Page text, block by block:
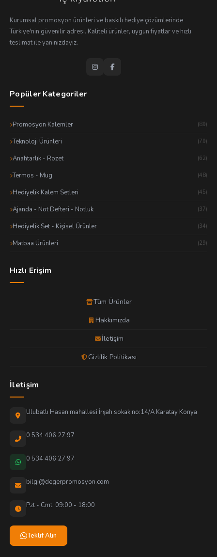
Kurumsal promosyon ürünleri ve baskılı hediye çözümlerinde
Türkiye'nin güvenilir adresi. Kaliteli ürünler, uygun fiyatlar ve hızlı
teslimat ile yanınızdayız.
Popüler Kategoriler
Promosyon Kalemler (89)
Teknoloji Ürünleri (79)
Anahtarlık - Rozet (62)
Termos - Mug (48)
Hediyelik Kalem Setleri (45)
Ajanda - Not Defteri - Notluk (37)
Hediyelik Set - Kişisel Ürünler (34)
Matbaa Ürünleri (29)
Hızlı Erişim
Tüm Ürünler
Hakkımızda
İletişim
Gizlilik Politikası
İletişim
Ulubatlı Hasan mahallesi İrşah sokak no:14/A Karatay Konya
0 534 406 27 97
0 534 406 27 97
bilgi@degerpromosyon.com
Pzt - Cmt: 09:00 - 18:00
Teklif Alın